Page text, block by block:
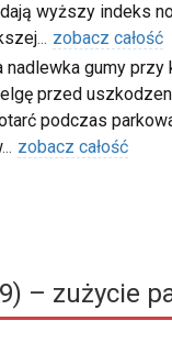
wyższy indeks
... zobacz całość
nadlewka gumy przy
przed
podczas
... zobacz całość
– zużycie